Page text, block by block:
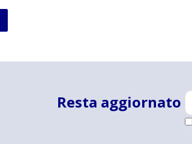
Resta aggiornato